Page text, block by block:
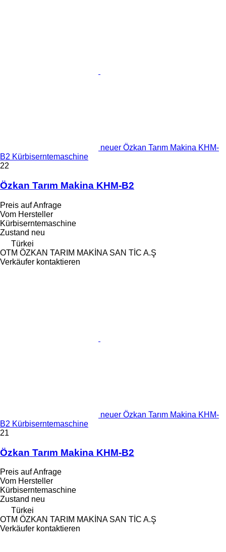
neuer Özkan Tarım Makina KHM-
B2 Kürbiserntemaschine
22
Özkan Tarım Makina KHM-B2
Preis auf Anfrage
Vom Hersteller
Kürbiserntemaschine
Zustand neu
Türkei
OTM ÖZKAN TARIM MAKİNA SAN TİC A.Ş
Verkäufer kontaktieren
neuer Özkan Tarım Makina KHM-
B2 Kürbiserntemaschine
21
Özkan Tarım Makina KHM-B2
Preis auf Anfrage
Vom Hersteller
Kürbiserntemaschine
Zustand neu
Türkei
OTM ÖZKAN TARIM MAKİNA SAN TİC A.Ş
Verkäufer kontaktieren